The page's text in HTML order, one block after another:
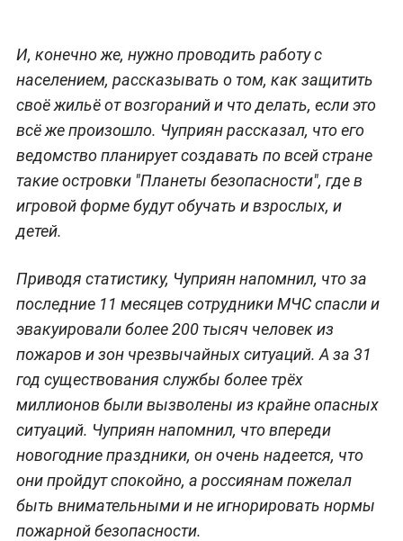
И, конечно же, нужно проводить работу с
населением, рассказывать о том, как защитить
своё жильё от возгораний и что делать, если это
всё же произошло. Чуприян рассказал, что его
ведомство планирует создавать по всей стране
такие островки "Планеты безопасности", где в
игровой форме будут обучать и взрослых, и
детей.
Приводя статистику, Чуприян напомнил, что за
последние 11 месяцев сотрудники МЧС спасли и
эвакуировали более 200 тысяч человек из
пожаров и зон чрезвычайных ситуаций. А за 31
год существования службы более трёх
миллионов были вызволены из крайне опасных
ситуаций. Чуприян напомнил, что впереди
новогодние праздники, он очень надеется, что
они пройдут спокойно, а россиянам пожелал
быть внимательными и не игнорировать нормы
пожарной безопасности.